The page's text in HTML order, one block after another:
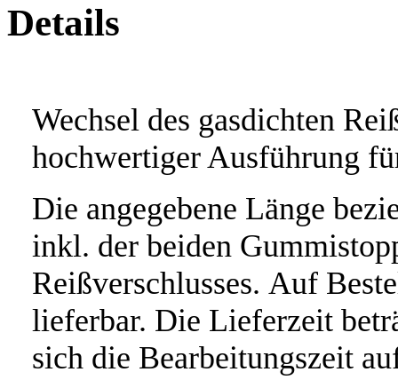
Details
Wechsel des gasdichten
hochwertiger Ausführung
Die angegebene Länge
inkl. der beiden
Reißverschlusses. Auf
lieferbar. Die Lieferzeit
sich die Bearbeitungszeit